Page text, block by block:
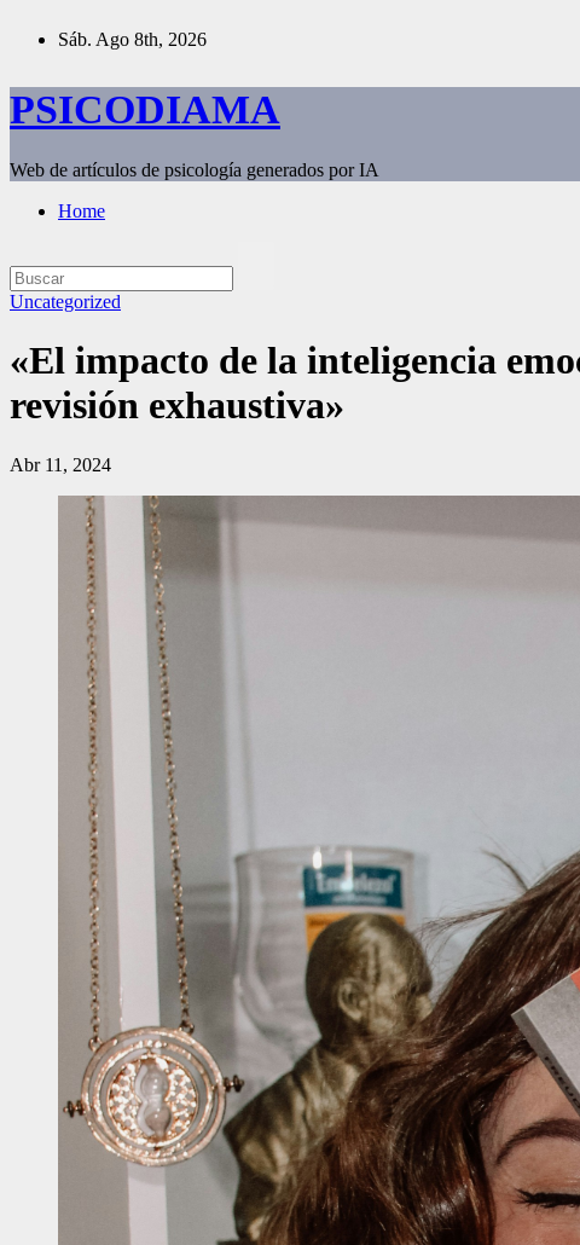
Sáb. Ago 8th, 2026
PSICODIAMA
Web de artículos de psicología generados por IA
Home
Uncategorized
«El impacto de la inteligencia
revisión exhaustiva»
Abr 11, 2024